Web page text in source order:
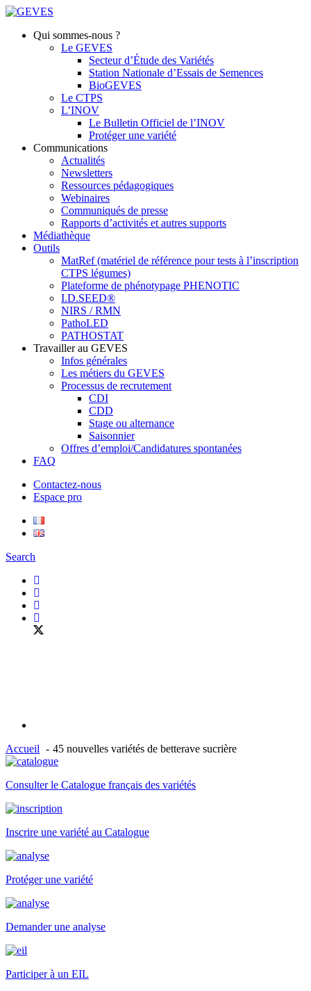
Qui sommes-nous ?
Le GEVES
Secteur d’Étude des Variétés
Station Nationale d’Essais de Semences
BioGEVES
Le CTPS
L’INOV
Le Bulletin Officiel de l’INOV
Protéger une variété
Communications
Actualités
Newsletters
Ressources pédagogiques
Webinaires
Communiqués de presse
Rapports d’activités et autres supports
Médiathèque
Outils
MatRef (matériel de référence pour tests à l’inscription
CTPS légumes)
Plateforme de phénotypage PHENOTIC
I.D.SEED®
NIRS / RMN
PathoLED
PATHOSTAT
Travailler au GEVES
Infos générales
Les métiers du GEVES
Processus de recrutement
CDI
CDD
Stage ou alternance
Saisonnier
Offres d’emploi/Candidatures spontanées
FAQ
Contactez-nous
Espace pro
Search
Accueil 45 nouvelles variétés de betterave sucrière
Consulter le Catalogue français des variétés
Inscrire une variété au Catalogue
Protéger une variété
Demander une analyse
Participer à un EIL